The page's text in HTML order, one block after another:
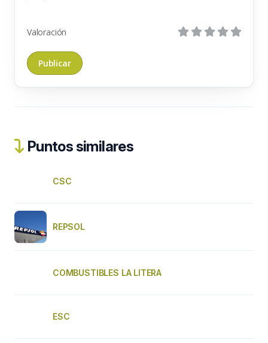
Valoración
Puntos similares
CSC
REPSOL
COMBUSTIBLES LA LITERA
ESC